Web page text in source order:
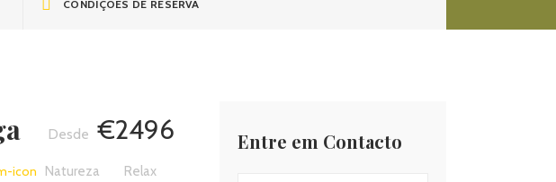
CONDIÇÕES DE RESERVA
€2496
Natureza Relax
Entre em Contacto